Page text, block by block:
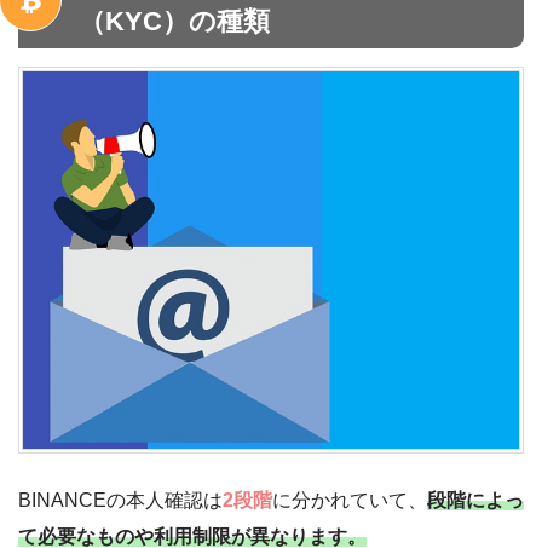
（KYC）の種類
BINANCEの本人確認は2段階に分かれていて、 段階によっ
て必要なものや利用制限が異なります。